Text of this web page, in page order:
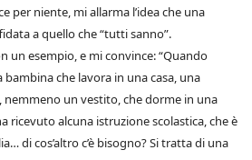
per niente, mi allarma l’idea che una
a quello che “tutti sanno”.
un esempio, e mi convince: “Quando
che lavora in una casa, una
nemmeno un vestito, che dorme in una
ricevuto alcuna istruzione scolastica, che è
di cos’altro c’è bisogno? Si tratta di una